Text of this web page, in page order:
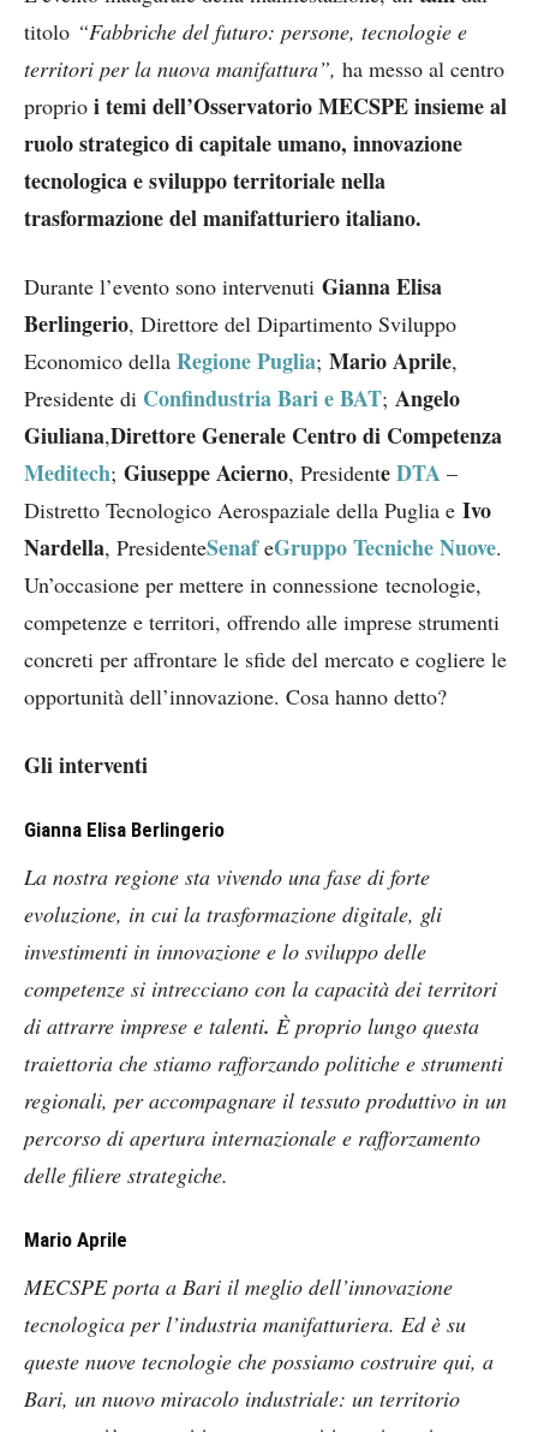
titolo “Fabbriche del futuro: persone, tecnologie e
territori per la nuova manifattura”, ha messo al centro
proprio i temi dell’Osservatorio MECSPE insieme al
ruolo strategico di capitale umano, innovazione
tecnologica e sviluppo territoriale nella
trasformazione del manifatturiero italiano.
Durante l’evento sono intervenuti Gianna Elisa
Berlingerio, Direttore del Dipartimento Sviluppo
Economico della Regione Puglia; Mario Aprile,
Presidente di Confindustria Bari e BAT; Angelo
Giuliana,Direttore Generale Centro di Competenza
Meditech; Giuseppe Acierno, PresidenteDTA –
Distretto Tecnologico Aerospaziale della Puglia e Ivo
Nardella, PresidenteSenafeGruppo Tecniche Nuove.
Un’occasione per mettere in connessione tecnologie,
competenze e territori, offrendo alle imprese strumenti
concreti per affrontare le sfide del mercato e cogliere le
opportunità dell’innovazione. Cosa hanno detto?
Gli interventi
Gianna Elisa Berlingerio
La nostra regione sta vivendo una fase di forte
evoluzione, in cui la trasformazione digitale, gli
investimenti in innovazione e lo sviluppo delle
competenze si intrecciano con la capacità dei territori
di attrarre imprese e talenti. È proprio lungo questa
traiettoria che stiamo rafforzando politiche e strumenti
regionali, per accompagnare il tessuto produttivo in un
percorso di apertura internazionale e rafforzamento
delle filiere strategiche.
Mario Aprile
MECSPE porta a Bari il meglio dell’innovazione
tecnologica per l’industria manifatturiera. Ed è su
queste nuove tecnologie che possiamo costruire qui, a
Bari, un nuovo miracolo industriale: un territorio